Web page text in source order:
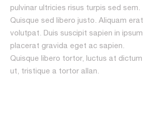
pulvinar ultricies risus turpis sed sem.
Quisque sed libero justo. Aliquam erat
volutpat. Duis suscipit sapien in ipsum
placerat gravida eget ac sapien.
Quisque libero tortor, luctus at dictum
ut, tristique a tortor allan.